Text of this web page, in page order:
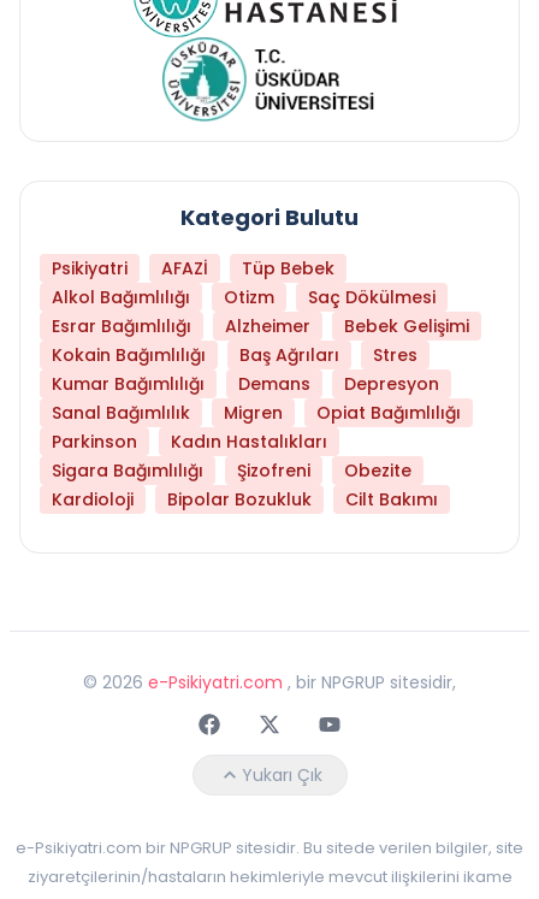
Kategori Bulutu
Psikiyatri AFAZİ
Tüp Bebek
Alkol Bağımlılığı
Otizm
Saç Dökülmesi
Esrar Bağımlılığı
Alzheimer
Bebek Gelişimi
Kokain Bağımlılığı
Baş Ağrıları
Stres
Kumar Bağımlılığı
Demans
Depresyon
Sanal Bağımlılık
Migren
Opiat Bağımlılığı
Parkinson
Kadın Hastalıkları
Sigara Bağımlılığı
Şizofreni
Obezite
Kardioloji
Bipolar Bozukluk Cilt Bakımı
© 2026 e-Psikiyatri.com , bir NPGRUP sitesidir,
FaceebokTwitterYoutube
Yukarı Çık
e-Psikiyatri.com bir NPGRUP sitesidir. Bu sitede verilen bilgiler, site
ziyaretçilerinin/hastaların hekimleriyle mevcut ilişkilerini ikame